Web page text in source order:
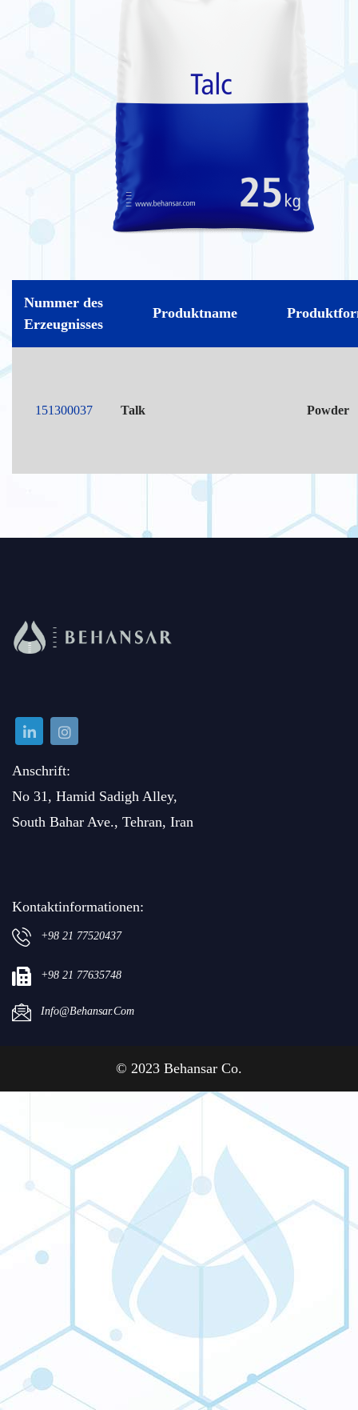
Nummer des
Erzeugnisses
Produktname
151300037 Talk Powder
Anschrift:
No 31, Hamid Sadigh Alley,
South Bahar Ave., Tehran, Iran
Kontaktinformationen:
+98 21 77520437
+98 21 77635748
Info@behansar.com
© 2023 Behansar Co.